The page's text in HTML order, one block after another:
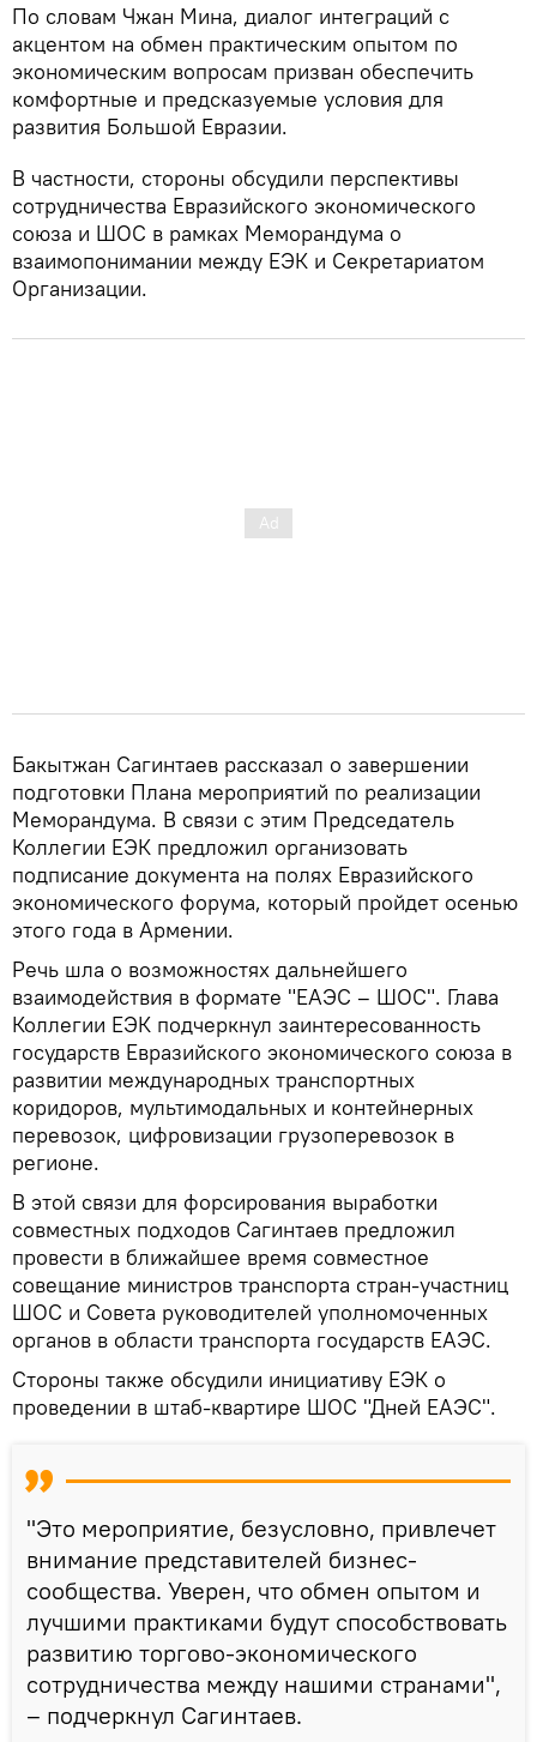
По словам Чжан Мина, диалог интеграций с
акцентом на обмен практическим опытом по
экономическим вопросам призван обеспечить
комфортные и предсказуемые условия для
развития Большой Евразии.
В частности, стороны обсудили перспективы
сотрудничества Евразийского экономического
союза и ШОС в рамках Меморандума о
взаимопонимании между ЕЭК и Секретариатом
Организации.
Бакытжан Сагинтаев рассказал о завершении
подготовки Плана мероприятий по реализации
Меморандума. В связи с этим Председатель
Коллегии ЕЭК предложил организовать
подписание документа на полях Евразийского
экономического форума, который пройдет осенью
этого года в Армении.
Речь шла о возможностях дальнейшего
взаимодействия в формате "ЕАЭС – ШОС". Глава
Коллегии ЕЭК подчеркнул заинтересованность
государств Евразийского экономического союза в
развитии международных транспортных
коридоров, мультимодальных и контейнерных
перевозок, цифровизации грузоперевозок в
регионе.
В этой связи для форсирования выработки
совместных подходов Сагинтаев предложил
провести в ближайшее время совместное
совещание министров транспорта стран-участниц
ШОС и Совета руководителей уполномоченных
органов в области транспорта государств ЕАЭС.
Стороны также обсудили инициативу ЕЭК о
проведении в штаб-квартире ШОС "Дней ЕАЭС".
"Это мероприятие, безусловно, привлечет
внимание представителей бизнес-
сообщества. Уверен, что обмен опытом и
лучшими практиками будут способствовать
развитию торгово-экономического
сотрудничества между нашими странами",
– подчеркнул Сагинтаев.